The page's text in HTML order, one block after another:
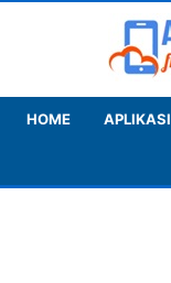
HOME APLIKASI